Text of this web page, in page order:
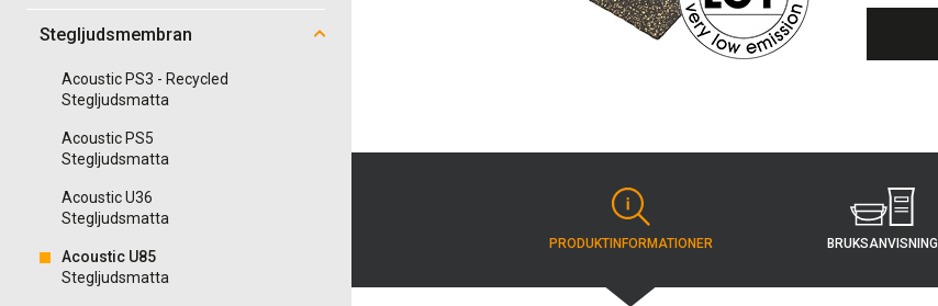
Stegljudsmembran
Acoustic PS3 - Recycled
Stegljudsmatta
Acoustic PS5
Stegljudsmatta
Acoustic U36
Stegljudsmatta
Acoustic U85
Stegljudsmatta
PRODUKT­INFORMATIONER BRUKSANVISNING